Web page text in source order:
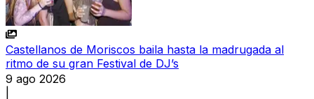
Castellanos de Moriscos baila hasta la madrugada al
ritmo de su gran Festival de DJ’s
9 ago 2026